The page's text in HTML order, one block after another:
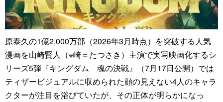
原泰久の1億2,000万部（2026年3月時点）を突破する人気
漫画を山崎賢人（※崎＝たつさき）主演で実写映画化するシ
リーズ5弾『キングダム 魂の決戦』（7月17日公開）では
ティザービジュアルに収められた顔の見えない4人のキャラ
クターが注目を浴びていたが、その正体が明らかになっ